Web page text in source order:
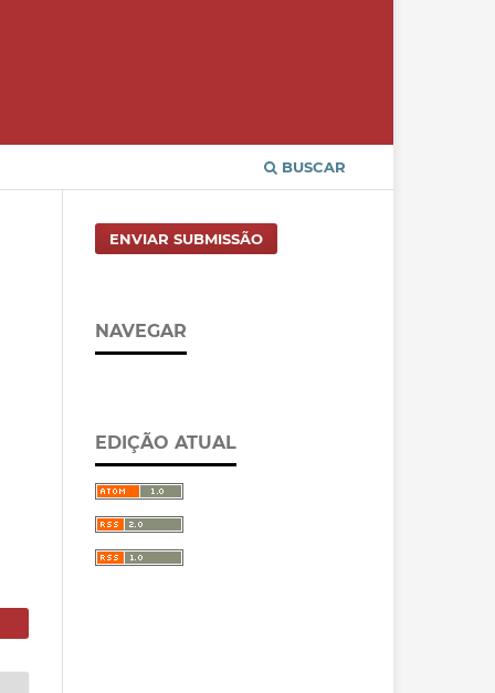
BUSCAR
ENVIAR SUBMISSÃO
NAVEGAR
EDIÇÃO ATUAL